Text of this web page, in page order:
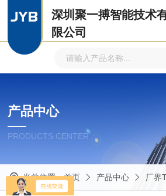
深圳聚一搏智能技术
限公司
产品中心
PRODUCTS CENTER
当前位置：首页 产品中心 厂界